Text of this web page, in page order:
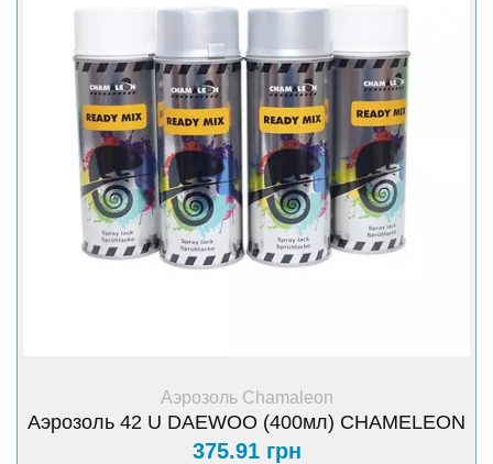
+ Купить
Аэрозоль Chamaleon
Аэрозоль 42 U DAEWOO (400мл) CHAMELEON
375.91 грн